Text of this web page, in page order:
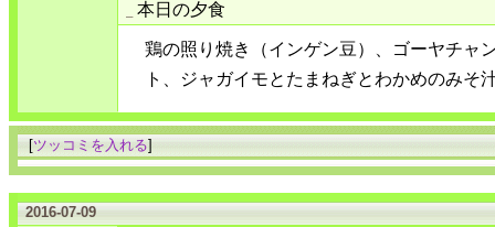
本日の夕食
鶏の照り焼き（インゲン豆）、ゴーヤチャ
ト、ジャガイモとたまねぎとわかめのみそ
[ツッコミを入れる]
2016-07-09